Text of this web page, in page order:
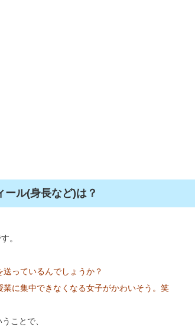
ール(身長など)は？
。
っているんでしょうか？
に集中できなくなる女子がかわいそう。笑
ことで、